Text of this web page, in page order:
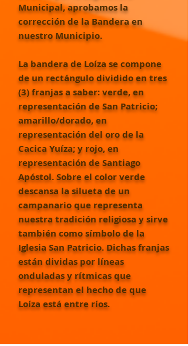
Municipal, aprobamos la
corrección de la Bandera en
nuestro Municipio.
La bandera de Loíza se compone
de un rectángulo dividido en tres
(3) franjas a saber: verde, en
representación de San Patricio;
amarillo/dorado, en
representación del oro de la
Cacica Yuíza; y rojo, en
representación de Santiago
Apóstol. Sobre el color verde
descansa la silueta de un
campanario que representa
nuestra tradición religiosa y sirve
también como símbolo de la
Iglesia San Patricio. Dichas franjas
están dividas por líneas
onduladas y rítmicas que
representan el hecho de que
Loíza está entre ríos.